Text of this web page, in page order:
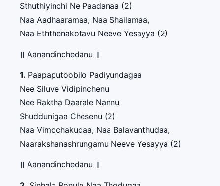
Sthuthiyinchi Ne Paadanaa (2)
Naa Aadhaaramaa, Naa Shailamaa,
Naa Eththenakotavu Neeve Yesayya (2)
॥ Aanandinchedanu ॥
1. Paapaputoobilo Padiyundagaa
Nee Siluve Vidipinchenu
Nee Raktha Daarale Nannu
Shuddunigaa Chesenu (2)
Naa Vimochakudaa, Naa Balavanthudaa,
Naarakshanashrungamu Neeve Yesayya (2)
॥ Aanandinchedanu ॥